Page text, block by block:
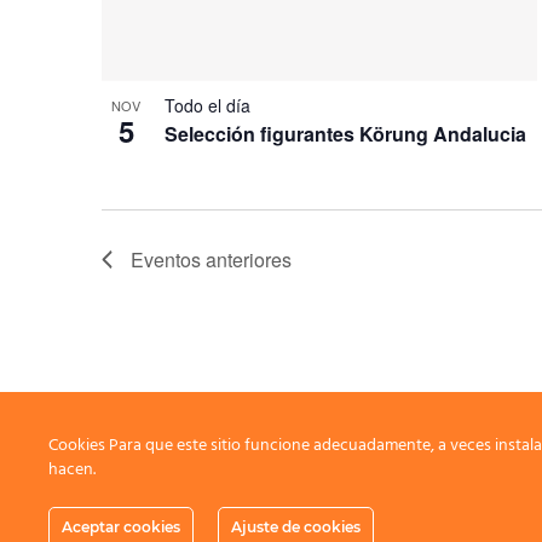
NOV
5
Todo el día
Selección figurantes Körung Andalucia
Eventosanteriores
Cookies Para que este sitio funcione adecuadamente, a veces
hacen.
Aceptar cookies Ajuste de cookies